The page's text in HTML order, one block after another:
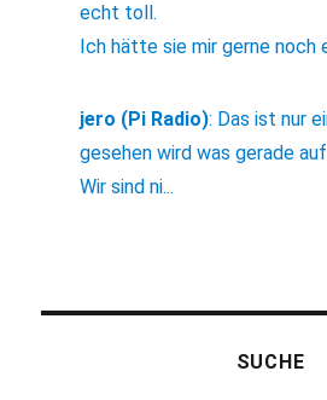
echt toll.
Ich hätte sie mir gerne noch
jero (Pi Radio): Das ist nur
gesehen wird was gerade
Wir sind ni...
SUCHE